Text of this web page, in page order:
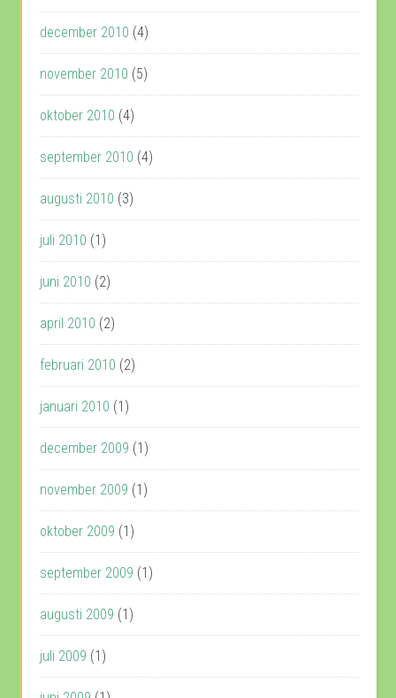
december 2010 (4)
november 2010 (5)
oktober 2010 (4)
september 2010 (4)
augusti 2010 (3)
juli 2010 (1)
juni 2010 (2)
april 2010 (2)
februari 2010 (2)
januari 2010 (1)
december 2009 (1)
november 2009 (1)
oktober 2009 (1)
september 2009 (1)
augusti 2009 (1)
juli 2009 (1)